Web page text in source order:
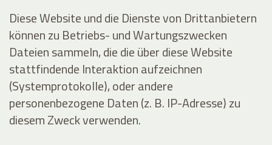
Diese Website und die Dienste von Drittanbietern
können zu Betriebs- und Wartungszwecken
Dateien sammeln, die die über diese Website
stattfindende Interaktion aufzeichnen
(Systemprotokolle), oder andere
personenbezogene Daten (z. B. IP-Adresse) zu
diesem Zweck verwenden.